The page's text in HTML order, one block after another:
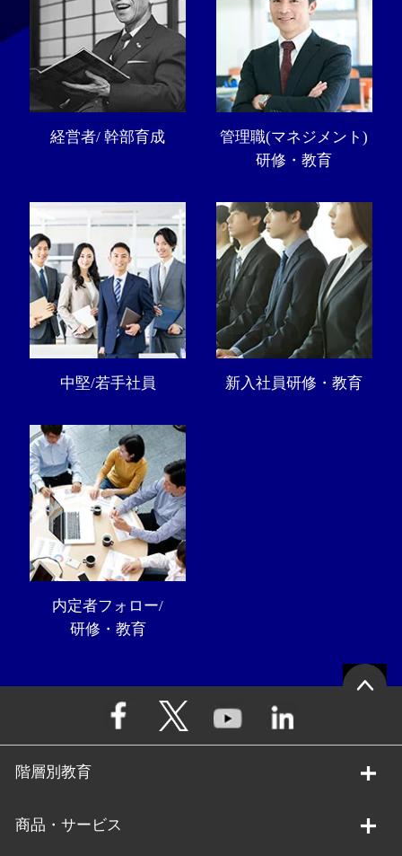
経営者/ 幹部育成
管理職(マネジメント)
研修・教育
中堅/若手社員 新入社員研修・教育
内定者フォロー/
研修・教育
階層別教育
商品・サービス